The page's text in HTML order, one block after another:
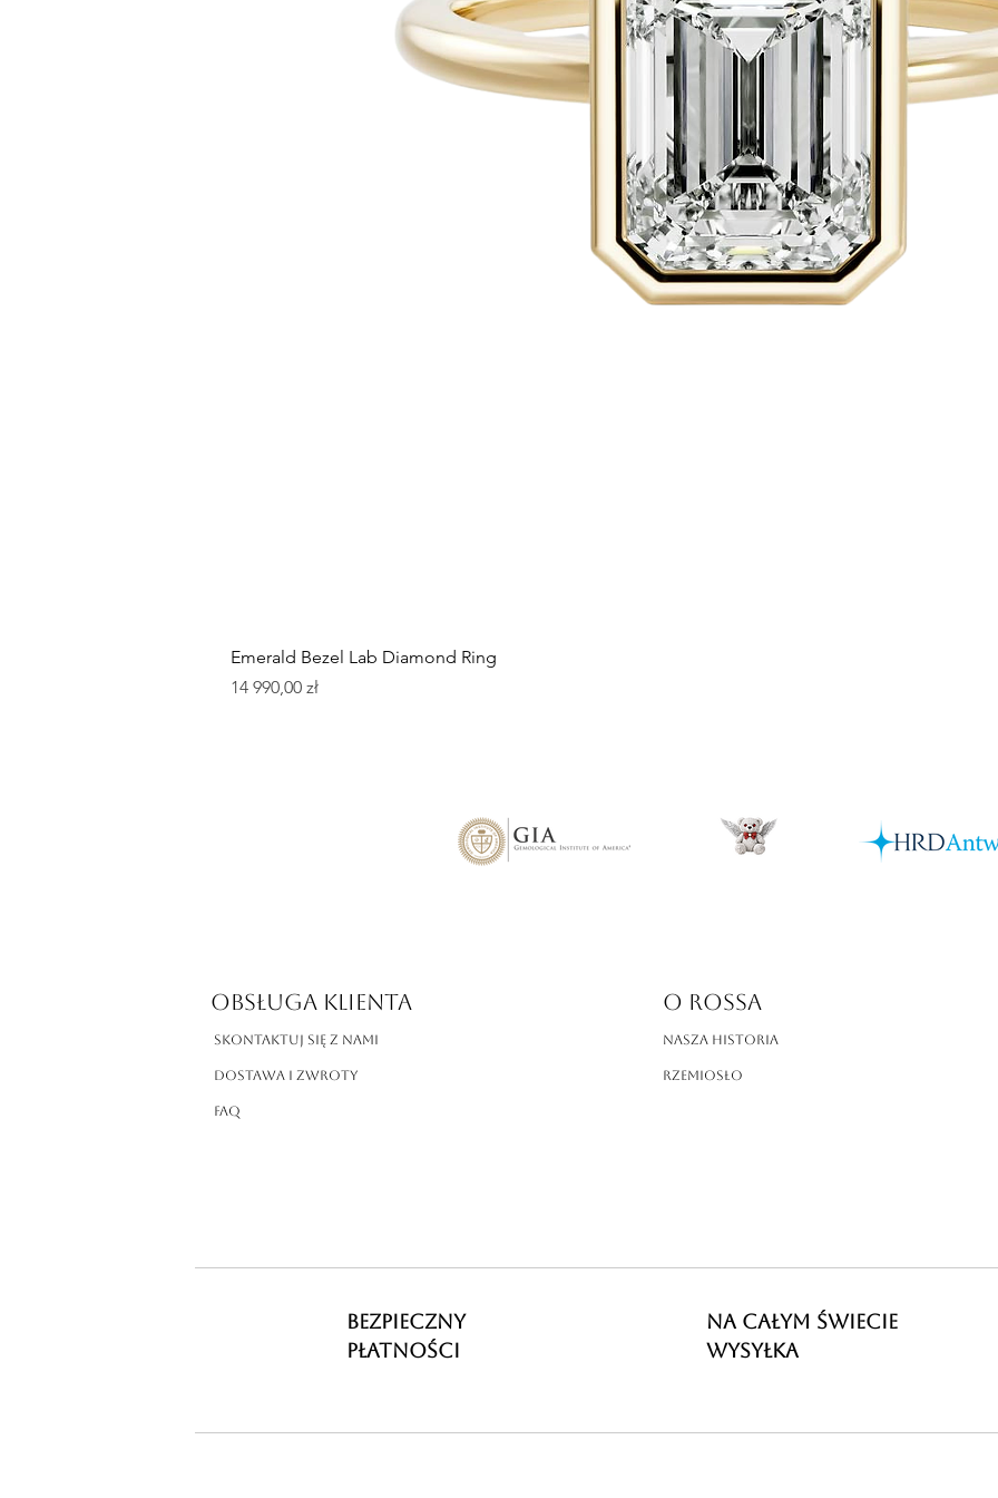
Emerald Bezel Lab Diamond Ring
Cena
14 990,00 zł
OBSŁUGA KLIENTA
Skontaktuj się z nami
Dostawa i zwroty
FAQ
O ROSSA
Nasza historia
Rzemiosło
BEZPIECZNY
PŁATNOŚCI
NA CAŁYM ŚWIECIE
WYSYŁKA